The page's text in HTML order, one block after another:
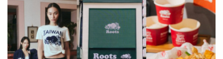
饋，消費每滿300元即可累積2點會員點數。1/10～1/27若
到樂崎信義店點2,180元的「極品龍蝦雙人套餐」（左），
並於社群打卡或評論，即加贈美洲龍蝦一尾。（圖／魏妤靜
攝）「蒜香嫩煎紅玉雞」先煎香再讓消費者下鍋涮煮，皮脆
肉嫩又吸飽蒜香。（圖／魏妤靜攝）除了原有的樂崎火鍋菜